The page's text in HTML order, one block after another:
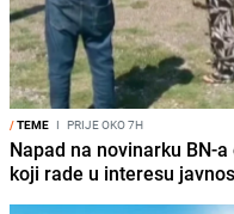
/TEME I PRIJE OKO 7H
Napad na novinarku BN-
koji rade u interesu